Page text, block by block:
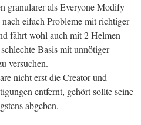
granularer als Everyone Modify
eifach Probleme mit richtiger
fährt wohl auch mit 2 Helmen
Basis mit unnötiger
versuchen.
nicht erst die Creator und
entfernt, gehört sollte seine
abgeben.